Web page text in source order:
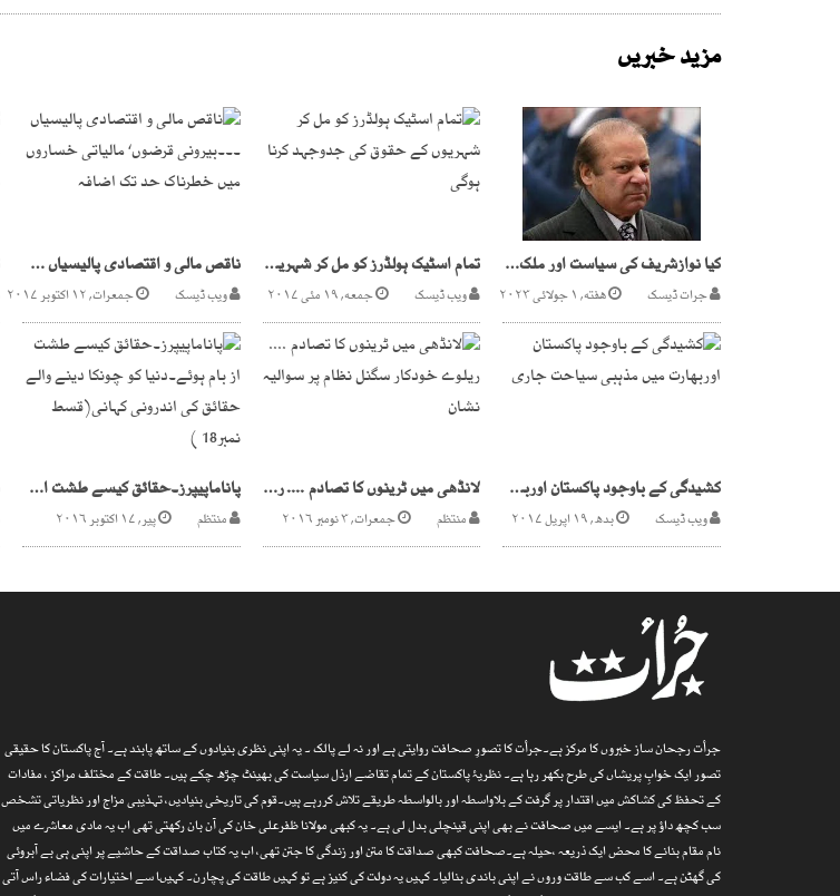
مزید خبریں
کیا نوازشریف کی سیاست اور ملک میں واپسی کی راہ ہموار ہو گئی؟
جرات ڈیسک هفته, ۱ جولائی ۲۰۲۳
تمام اسٹیک ہولڈرز کو مل کر شہریوں کے حقوق کی جدوجہد کرنا ہوگی
ویب ڈیسک جمعه, ۱۹ مئی ۲۰۱۷
ناقص مالی و اقتصادی پالیسیاں ۔۔۔بیرونی قرضوں‘ مالیاتی خساروں میں خطرناک حد تک اضافہ
ویب ڈیسک جمعرات, ۱۲ اکتوبر ۲۰۱۷
کشیدگی کے باوجود پاکستان اوربھارت میں مذہبی سیاحت جاری
ویب ڈیسک بدھ, ۱۹ اپریل ۲۰۱۷
لانڈھی میں ٹرینوں کا تصادم .... ریلوے خودکار سگنل نظام پر سوالیہ نشان
منتظم جمعرات, ۳ نومبر ۲۰۱۶
پاناماپیپرز۔حقائق کیسے طشت از بام ہوئے۔دنیا کو چونکا دینے والے حقائق کی اندرونی کہانی(قسط نمبر18 )
منتظم پیر, ۱۷ اکتوبر ۲۰۱۶
جرأت رجحان ساز خبروں کا مرکز ہے۔جرأت کا تصورِ صحافت روایتی ہے اور نہ لے پالک ۔ یہ اپنی نظری بنیادوں کے ساتھ پابند ہے۔ آج پاکستان کا حقیقی
تصور ایک خوابِ پریشاں کی طرح بکھر رہا ہے۔ نظریۂ پاکستان کے تمام تقاضے ارذل سیاست کی بھینٹ چڑھ چکے ہیں۔ طاقت کے مختلف مراکز ، مفادات
کے تحفظ کی کشاکش میں اقتدار پر گرفت کے بلاواسطہ اور بالواسطہ طریقے تلاش کررہے ہیں۔قوم کی تاریخی بنیادیں، تہذیبی مزاج اور نظریاتی تشخص
سب کچھ داؤ پر ہے۔ ایسے میں صحافت نے بھی اپنی قینچلی بدل لی ہے۔ یہ کبھی مولانا ظفرعلی خان کی آن بان رکھتی تھی اب یہ مادی معاشرے میں
نام مقام بنانے کا محض ایک ذریعہ ،حیلہ ہے۔صحافت کبھی صداقت کا متن اور زندگی کا جتن تھی، اب یہ کتاب صداقت کے حاشیے پر اپنی ہی بے آبروئی
کی گھٹن ہے۔ اسے کب سے طاقت وروں نے اپنی باندی بنالیا۔ کہیں یہ دولت کی کنیز ہے تو کہیں طاقت کی پچارن۔ کہیںا سے اختیارات کی فضاء راس آتی